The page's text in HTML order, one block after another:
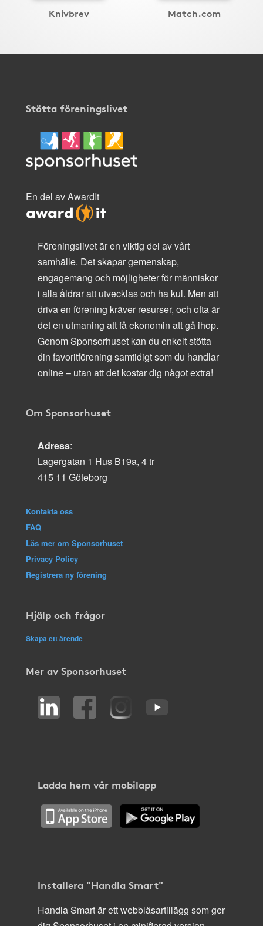
Knivbrev Match.com
Stötta föreningslivet
En del av AwardIt
Föreningslivet är en viktig del av vårt
samhälle. Det skapar gemenskap,
engagemang och möjligheter för människor
i alla åldrar att utvecklas och ha kul. Men att
driva en förening kräver resurser, och ofta är
det en utmaning att få ekonomin att gå ihop.
Genom Sponsorhuset kan du enkelt stötta
din favoritförening samtidigt som du handlar
online – utan att det kostar dig något extra!
Om Sponsorhuset
Adress:
Lagergatan 1 Hus B19a, 4 tr
415 11 Göteborg
Kontakta oss
FAQ
Läs mer om Sponsorhuset
Privacy Policy
Registrera ny förening
Hjälp och frågor
Skapa ett ärende
Mer av Sponsorhuset
Ladda hem vår mobilapp
Installera "Handla Smart"
Handla Smart är ett webbläsartillägg som ger